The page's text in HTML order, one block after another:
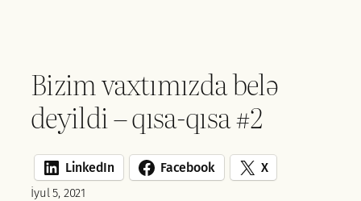
Bizim vaxtımızda belə
deyildi – qısa-qısa #2
LinkedIn Facebook X
İyul 5, 2021